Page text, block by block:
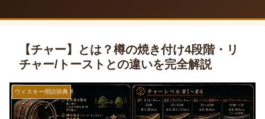
【チャー】とは？樽の焼き付け4段階・リ
チャー/トーストとの違いを完全解説
ウイスキー用語辞典